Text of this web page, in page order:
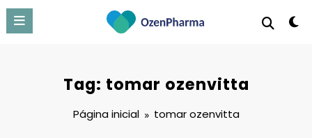
Pular
para
Tag: tomar ozenvitta
Página inicial tomar ozenvitta